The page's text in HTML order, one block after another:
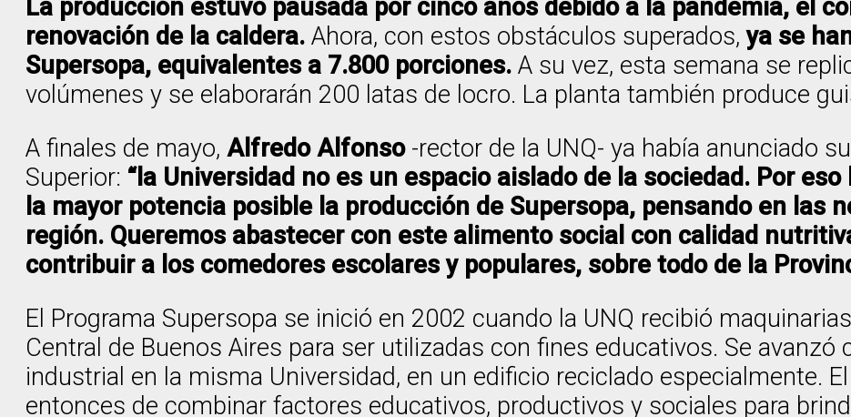
La producción estuvo pausada por cinco años debido a la pandemia, el
renovación de la caldera. Ahora, con estos obstáculos superados, ya se
Supersopa, equivalentes a 7.800 porciones. A su vez, esta semana se
volúmenes y se elaborarán 200 latas de locro. La planta también produce
A finales de mayo, Alfredo Alfonso-rector de la UNQ- ya había anunciado
Superior: “la Universidad no es un espacio aislado de la sociedad. Por
la mayor potencia posible la producción de Supersopa, pensando en las
región. Queremos abastecer con este alimento social con calidad
contribuir a los comedores escolares y populares, sobre todo de la
El Programa Supersopa se inició en 2002 cuando la UNQ recibió
Central de Buenos Aires para ser utilizadas con fines educativos. Se avanzó
industrial en la misma Universidad, en un edificio reciclado especialmente.
entonces de combinar factores educativos, productivos y sociales para